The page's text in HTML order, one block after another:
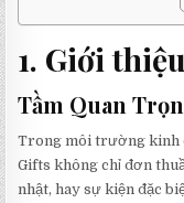
1. Giới thiệu
Tầm Quan
Trong môi trường kinh
Gifts không chỉ đơn
nhật, hay sự kiện đặc